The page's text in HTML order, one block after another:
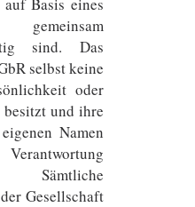
sind. Das
selbst keine
oder
besitzt und ihre
Namen
Gesellschaft